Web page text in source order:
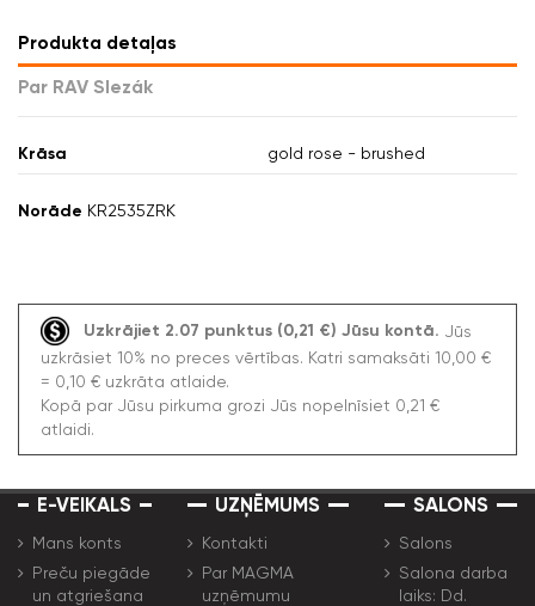
Produkta detaļas
Par RAV Slezák
Krāsa gold rose - brushed
Norāde KR2535ZRK
Uzkrājiet 2.07 punktus (0,21 €) Jūsu kontā. Jūs
uzkrāsiet 10% no preces vērtības. Katri samaksāti 10,00 €
= 0,10 € uzkrāta atlaide.
Kopā par Jūsu pirkuma grozi Jūs nopelnīsiet 0,21 €
atlaidi.
E-VEIKALS
Mans konts
Preču piegāde
un atgriešana
UZŅĒMUMS
Kontakti
Par MAGMA
uzņēmumu
SALONS
Salons
Salona darba
laiks: Dd.